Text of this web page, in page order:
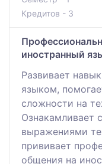
Кредитов - 3
иностранный
Развивает
языком,
сложности на
Ознакамливает
выражениями
прививает
общения на